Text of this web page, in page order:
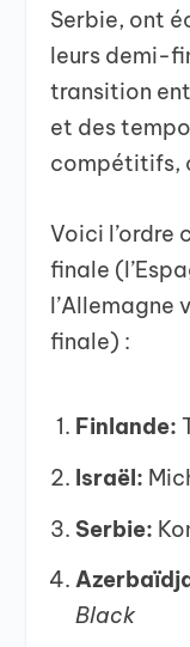
Serbie, ont
leurs demi-
transition
et des
compétitifs,
Voici l’ordre
finale
finale) :
Finlande:
Israël:
Serbie:
Black